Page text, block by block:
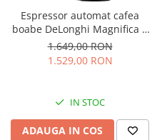
Espressor automat cafea
boabe DeLonghi Magnifica S
ECAM22.115.B
1.649,00 RON
1.529,00 RON
IN STOC
ADAUGA IN COS